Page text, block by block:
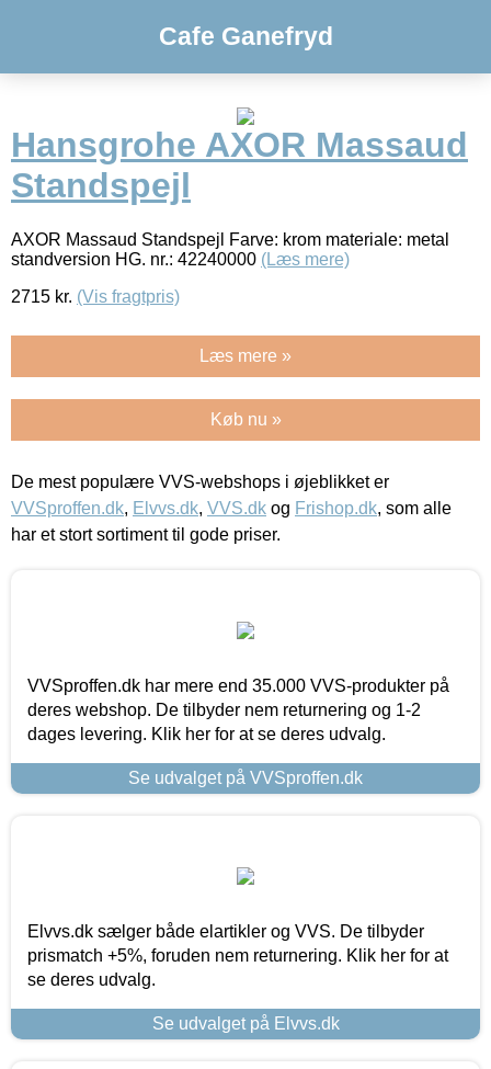
Cafe Ganefryd
Hansgrohe AXOR Massaud
Standspejl
AXOR Massaud Standspejl Farve: krom materiale: metal
standversion HG. nr.: 42240000 (Læs mere)
2715 kr. (Vis fragtpris)
Læs mere »
Køb nu »
De mest populære VVS-webshops i øjeblikket er
VVSproffen.dk, Elvvs.dk, VVS.dk og Frishop.dk, som alle
har et stort sortiment til gode priser.
VVSproffen.dk har mere end 35.000 VVS-produkter på
deres webshop. De tilbyder nem returnering og 1-2
dages levering. Klik her for at se deres udvalg.
Se udvalget på VVSproffen.dk
Elvvs.dk sælger både elartikler og VVS. De tilbyder
prismatch +5%, foruden nem returnering. Klik her for at
se deres udvalg.
Se udvalget på Elvvs.dk